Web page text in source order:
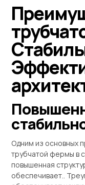
Одним из основных
трубчатой ​​фермы в
повышенная
обеспечивает..